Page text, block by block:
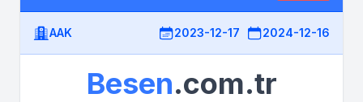
AAK 2023-12-17 2024-12-16
Besen.com.tr